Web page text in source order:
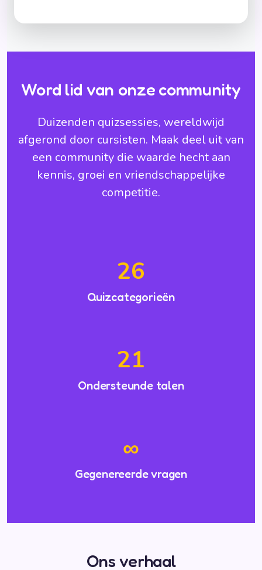
Word lid van onze community
Duizenden quizsessies, wereldwijd
afgerond door cursisten. Maak deel uit van
een community die waarde hecht aan
kennis, groei en vriendschappelijke
competitie.
26
Quizcategorieën
21
Ondersteunde talen
∞
Gegenereerde vragen
Ons verhaal